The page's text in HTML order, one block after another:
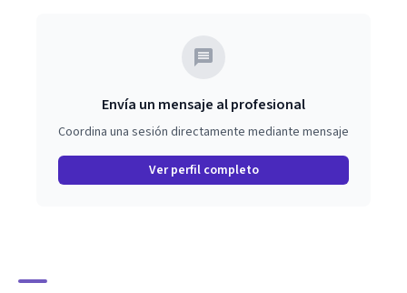
Envía un mensaje al profesional
Coordina una sesión directamente mediante mensaje
Ver perfil completo